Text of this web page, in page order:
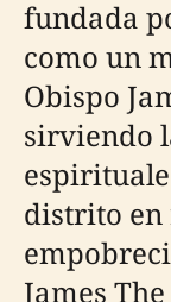
fundada
como un
Obispo
sirviendo
distrito
James